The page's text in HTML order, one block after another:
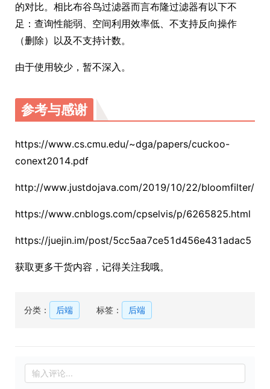
的对比。相比布谷鸟过滤器而言布隆过滤器有以下不
足：查询性能弱、空间利用效率低、不支持反向操作
（删除）以及不支持计数。
由于使用较少，暂不深入。
参考与感谢
https://www.cs.cmu.edu/~dga/papers/cuckoo-
conext2014.pdf
http://www.justdojava.com/2019/10/22/bloomfilter/
https://www.cnblogs.com/cpselvis/p/6265825.html
https://juejin.im/post/5cc5aa7ce51d456e431adac5
获取更多干货内容，记得关注我哦。
分类： 后端 标签： 后端